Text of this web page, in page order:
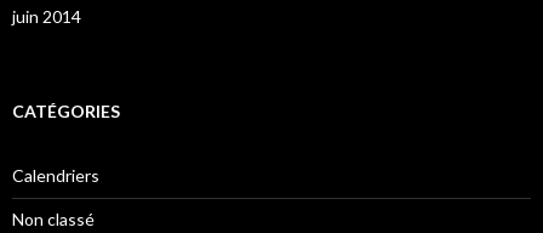
juin 2014
CATÉGORIES
Calendriers
Non classé